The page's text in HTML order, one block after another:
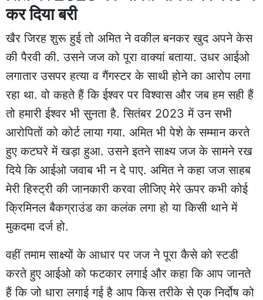
कर दिया बरी
खैर जिरह शुरू हुई तो अमित ने वकील बनकर खुद अपने केस
की पैरवी की. उसने जज को पूरा वाक्यां बताया. उधर आईओ
लगातार उसपर हत्या व गैंगस्टर के साथी होने का आरोप लगा
रहा था. वो कहते हैं कि ईश्वर पर विश्वास और जब हम सही हैं
तो हमारी ईश्वर भी सुनता है. सितंबर 2023 में उन सभी
आरोपितों को कोर्ट लाया गया. अमित भी पेशे के सम्मान करते
हुए कटघरे में खड़ा हुआ. उसने इतने साक्ष्य जज के सामने रख
दिये कि आईओ जवाब भी न दे पाए. अमित ने कहा जज साहब
मेरी हिस्ट्री की जानकारी करवा लीजिए मेरे ऊपर कभी कोई
क्रिमिनल बैकग्राउंड का कलंक लगा हो या किसी थाने में
मुकदमा दर्ज हो.
वहीं तमाम साक्ष्यों के आधार पर जज ने पूरा कैसे को स्टडी
करते हुए आईओ को फटकार लगाई और कहा कि आप जानते
हैं कि जो धारा लगाई गई है आप किस तरीके से एक निर्दोष को